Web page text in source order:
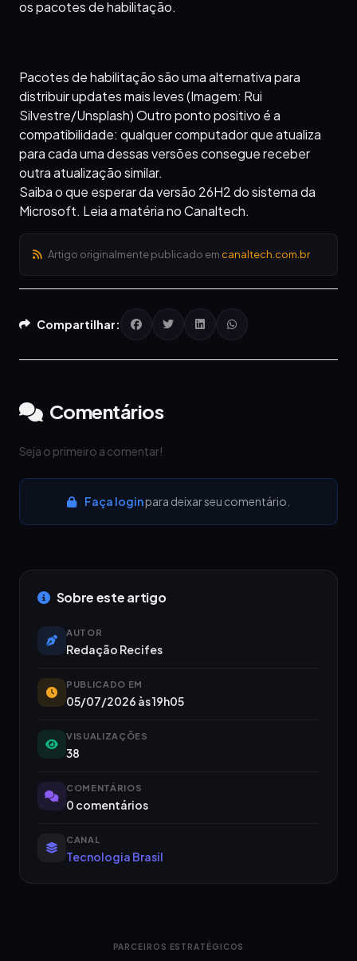
os pacotes de habilitação.
Pacotes de habilitação são uma alternativa para
distribuir updates mais leves (Imagem: Rui
Silvestre/Unsplash) Outro ponto positivo é a
compatibilidade: qualquer computador que atualiza
para cada uma dessas versões consegue receber
outra atualização similar.
Saiba o que esperar da versão 26H2 do sistema da
Microsoft. Leia a matéria no Canaltech.
Artigo originalmente publicado em canaltech.com.br
Compartilhar:
Comentários
Seja o primeiro a comentar!
Faça loginpara deixar seu comentário.
Sobre este artigo
AUTOR
Redação Recifes
PUBLICADO EM
05/07/2026 às 19h05
VISUALIZAÇÕES
38
COMENTÁRIOS
0 comentários
CANAL
Tecnologia Brasil
PARCEIROS ESTRATÉGICOS